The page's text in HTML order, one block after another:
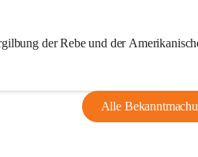
der Rebe und der
Alle